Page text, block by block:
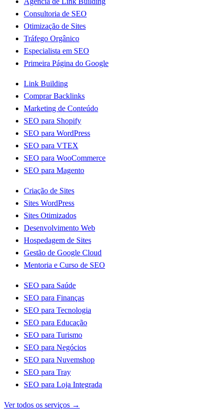
Consultoria de SEO
Otimização de Sites
Tráfego Orgânico
Especialista em SEO
Primeira Página do Google
Link Building
Comprar Backlinks
Marketing de Conteúdo
SEO para Shopify
SEO para WordPress
SEO para VTEX
SEO para WooCommerce
SEO para Magento
Criação de Sites
Sites WordPress
Sites Otimizados
Desenvolvimento Web
Hospedagem de Sites
Gestão de Google Cloud
Mentoria e Curso de SEO
SEO para Saúde
SEO para Finanças
SEO para Tecnologia
SEO para Educação
SEO para Turismo
SEO para Negócios
SEO para Nuvemshop
SEO para Tray
SEO para Loja Integrada
Ver todos os serviços →